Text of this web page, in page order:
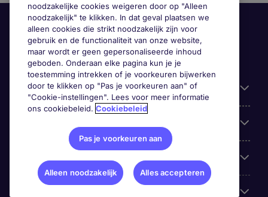
Handige informatie
Google Rating
noodzakelijke cookies weigeren door op "Alleen
noodzakelijk" te klikken. In dat geval plaatsen we
alleen cookies die strikt noodzakelijk zijn voor
gebruik en de functionaliteit van onze website,
maar wordt er geen gepersonaliseerde inhoud
geboden. Onderaan elke pagina kun je je
toestemming intrekken of je voorkeuren bijwerken
door te klikken op "Pas je voorkeuren aan" of
"Cookie-instellingen". Lees voor meer informatie
ons cookiebeleid. Cookiebeleid
Pas je voorkeuren aan
Alleen noodzakelijk Alles accepteren